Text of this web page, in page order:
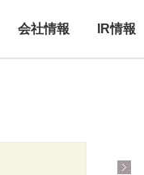
会社情報 IR情報